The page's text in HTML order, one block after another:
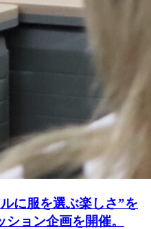
に服を選ぶ楽しさ”を
ョン企画を開催。